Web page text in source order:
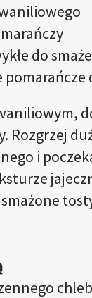
do
Rozgrzej
i